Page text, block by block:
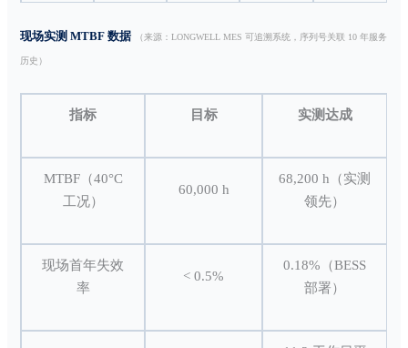
现场实测 MTBF 数据 （来源：LONGWELL MES 可追溯系统，序列号关联 10 年服务
历史）
指标 目标 实测达成
MTBF（40°C
工况）
60,000 h
68,200 h（实测
领先）
现场首年失效
率
< 0.5%
0.18%（BESS
部署）